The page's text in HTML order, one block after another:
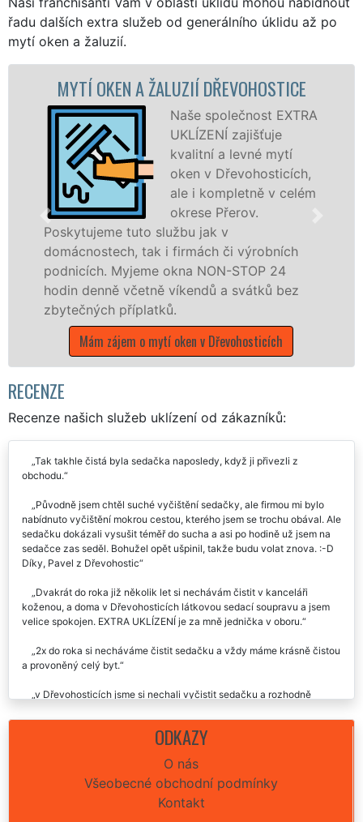
řadu dalších extra služeb od generálního úklidu až po
mytí oken a žaluzií.
A ŽALUZIÍ DŘEVOHOSTICE
Naše společnost EXTRA
UKLÍZENÍ zajišťuje
kvalitní a levné mytí
oken v Dřevohosticích,
ale i kompletně v celém
okrese Přerov.
službu jak v
tak i firmách či výrobních
okna NON-STOP 24
víkendů a svátků bez
o mytí oken v Dřevohosticích
MYTÍ
dřevěná okna
kompletní a
okrese Přerov
UKLÍZENÍ, a to
státních svátků.
RECENZE
Recenze našich služeb uklízení od zákazníků:
Tak takhle čistá byla sedačka naposledy, když ji přivezli z
obchodu.
Původně jsem chtěl suché vyčištění sedačky, ale firmou mi bylo
sedačku dokázali vysušit téměř do sucha a asi po hodině už jsem na
sedačce zas seděl. Bohužel opět ušpinil, takže budu volat znova. :-D
Díky, Pavel z Dřevohostic
Dvakrát do roka již několik let si nechávám čistit v kanceláři
koženou, a doma v Dřevohosticích látkovou sedací soupravu a jsem
objednáme znovu na naši chatu.
Včera k nám do Dřevohostic přijela sympatická a usměvavá paní a
ODKAZY